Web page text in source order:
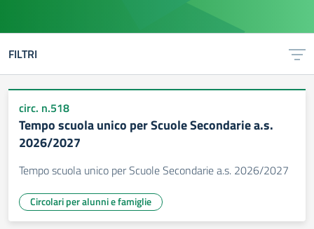
FILTRI
circ. n.518
Tempo scuola unico per Scuole Secondarie a.s.
2026/2027
Tempo scuola unico per Scuole Secondarie a.s. 2026/2027
Circolari per alunni e famiglie